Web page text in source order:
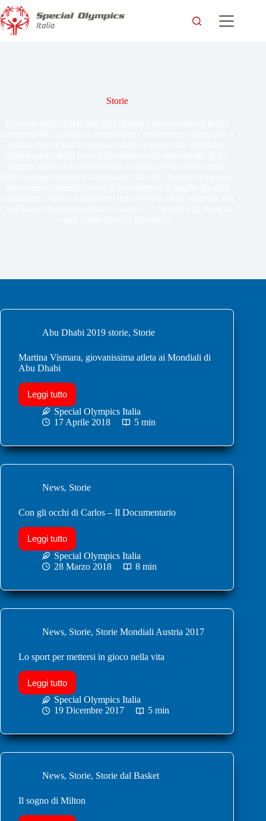
Storie
Abu Dhabi 2019 storie, Storie
Martina Vismara, giovanissima atleta ai Mondiali di
Abu Dhabi
Leggi tutto
Special Olympics Italia
17 Aprile 2018
5 min
News, Storie
Con gli occhi di Carlos – Il Documentario
Leggi tutto
Special Olympics Italia
28 Marzo 2018
8 min
News, Storie, Storie Mondiali Austria 2017
Lo sport per mettersi in gioco nella vita
Leggi tutto
Special Olympics Italia
19 Dicembre 2017
5 min
News, Storie, Storie dal Basket
Il sogno di Milton